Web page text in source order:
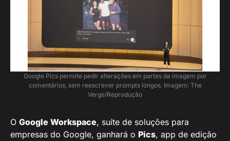
Google Pics permite pedir alterações em partes da imagem por
comentários, sem reescrever prompts longos. Imagem: The
Verge/Reprodução
O Google Workspace, suíte de soluções para
empresas do Google, ganhará o Pics, app de edição